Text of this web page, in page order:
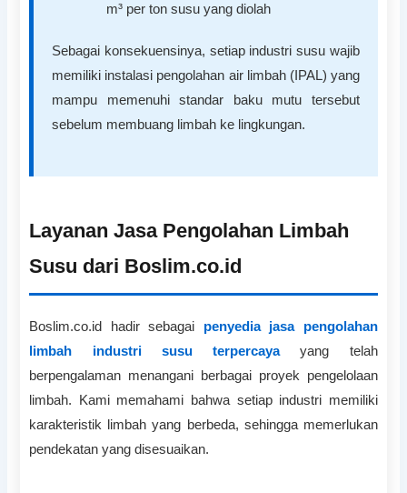
m³ per ton susu yang diolah
Sebagai konsekuensinya, setiap industri susu wajib
memiliki instalasi pengolahan air limbah (IPAL) yang
mampu memenuhi standar baku mutu tersebut
sebelum membuang limbah ke lingkungan.
Layanan Jasa Pengolahan Limbah
Susu dari Boslim.co.id
Boslim.co.id hadir sebagai penyedia jasa pengolahan
limbah industri susu terpercayayang telah
berpengalaman menangani berbagai proyek pengelolaan
limbah. Kami memahami bahwa setiap industri memiliki
karakteristik limbah yang berbeda, sehingga memerlukan
pendekatan yang disesuaikan.